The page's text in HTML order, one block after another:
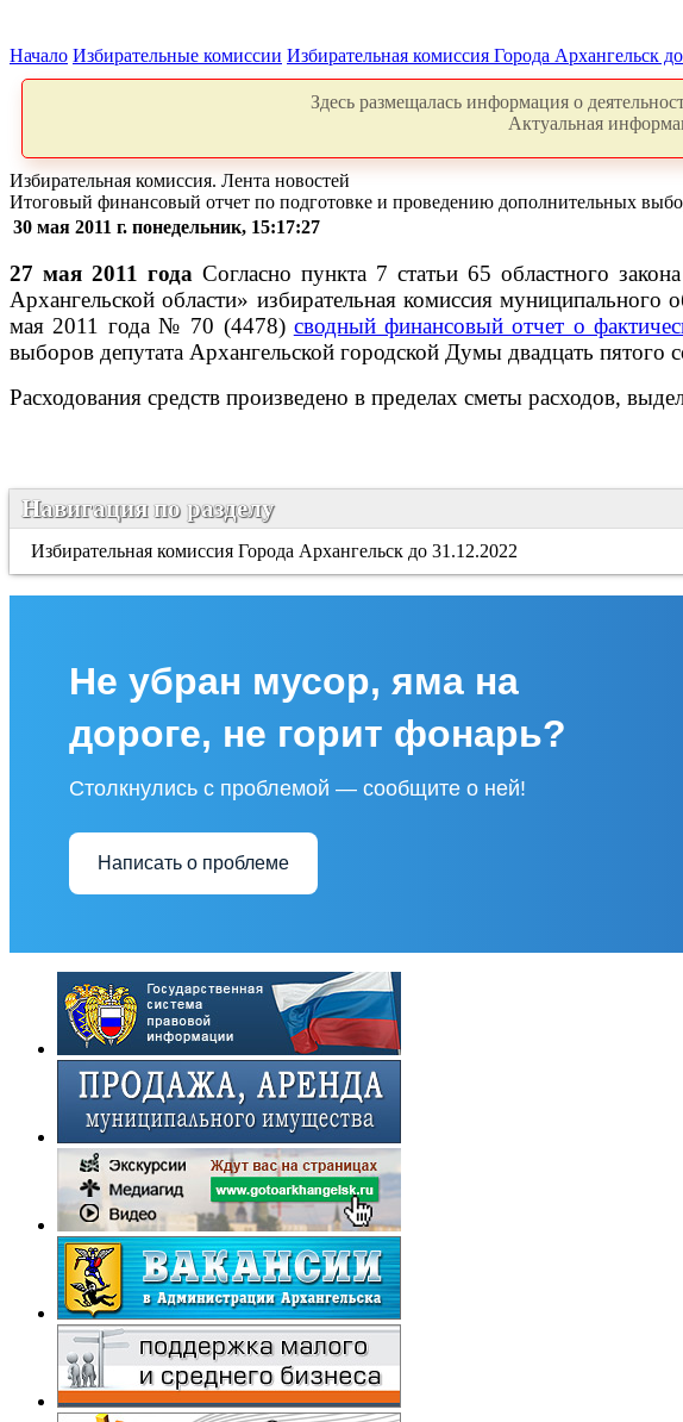
Начало Избирательные комиссии Избирательная комиссия Города Архангельск
Здесь размещалась информация о
Актуальная
Избирательная комиссия. Лента новостей
Итоговый финансовый отчет по подготовке и проведению дополнительных
30 мая 2011 г. понедельник, 15:17:27
27 мая 2011 года Согласно пункта 7 статьи 65 областного
Архангельской области» избирательная комиссия муниципального
мая 2011 года № 70 (4478) сводный финансовый отчет о
выборов депутата Архангельской городской Думы двадцать
Расходования средств произведено в пределах сметы расходов,
Навигация по разделу
Избирательная комиссия Города Архангельск до 31.12.2022
Не убран мусор, яма на
дороге, не горит фонарь?
Столкнулись с проблемой — сообщите о ней!
Написать о проблеме